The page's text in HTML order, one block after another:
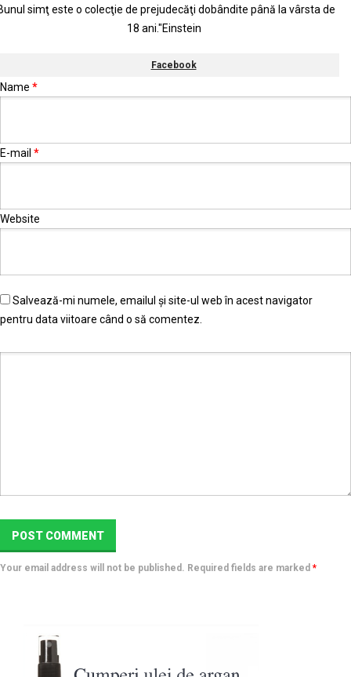
simţ este o colecţie de prejudecăţi dobândite până la vârsta de
18 ani."Einstein
Facebook
Name *
E-mail *
Website
Salvează-mi numele, emailul și site-ul web în acest navigator
pentru data viitoare când o să comentez.
Your email address will not be published. Required fields are marked *